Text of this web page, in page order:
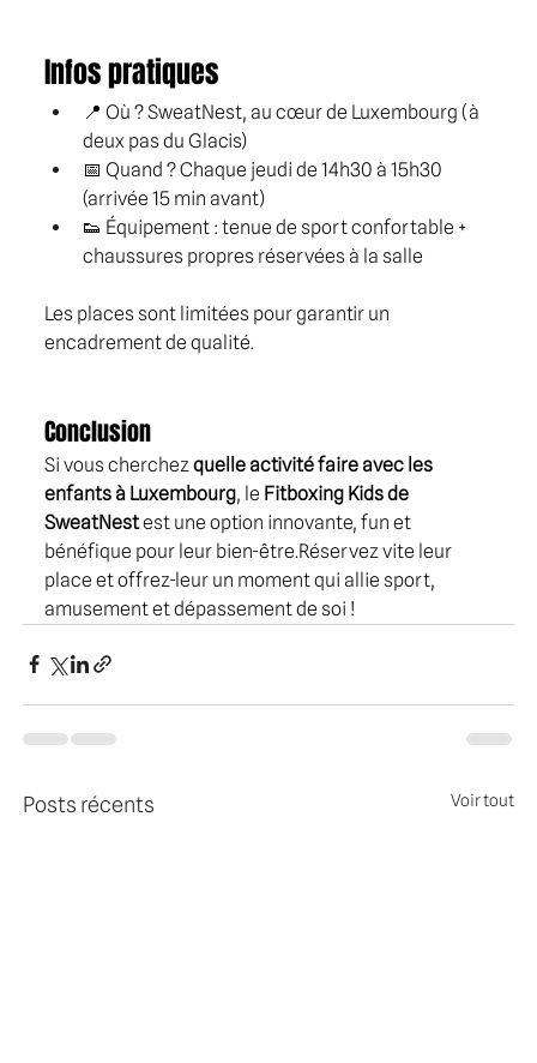
Infos pratiques
📍 Où ? SweatNest, au cœur de Luxembourg (à
deux pas du Glacis)
📅 Quand ? Chaque jeudi de 14h30 à 15h30
(arrivée 15 min avant)
👟 Équipement : tenue de sport confortable +
chaussures propres réservées à la salle
Les places sont limitées pour garantir un
encadrement de qualité.
Conclusion
Si vous cherchez quelle activité faire avec les
enfants à Luxembourg, le Fitboxing Kids de
SweatNest est une option innovante, fun et
bénéfique pour leur bien-être.Réservez vite leur
place et offrez-leur un moment qui allie sport,
amusement et dépassement de soi !
Posts récents Voir tout